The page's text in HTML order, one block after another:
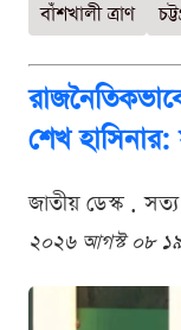
বাঁশখালী ত্রাণ
শেখ
জাতীয় ডেস্ক .
২০২৬ আগস্ট ০৮